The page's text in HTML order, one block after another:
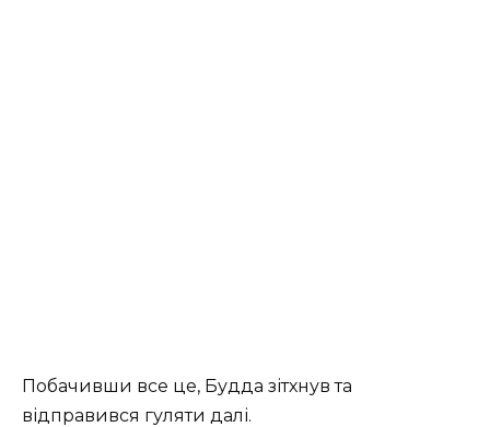
Побачивши все це, Будда зітхнув та
відправився гуляти далі.